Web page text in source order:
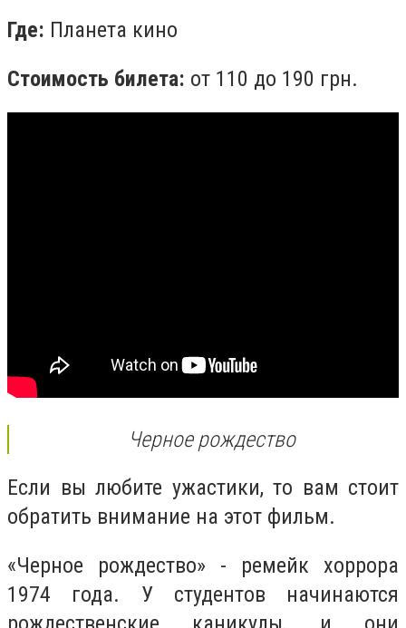
Где: Планета кино
Стоимость билета: от 110 до 190 грн.
Черное рождество
Если вы любите ужастики, то вам стоит
обратить внимание на этот фильм.
«Черное рождество» - ремейк хоррора
1974 года. У студентов начинаются